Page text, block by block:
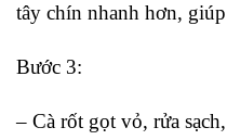
tây chín nhanh hơn,
Bước 3:
– Cà rốt gọt vỏ, rửa